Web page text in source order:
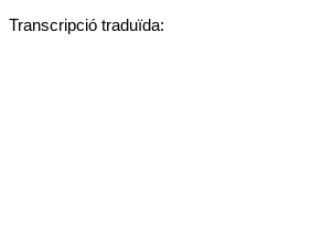
Transcripció traduïda: